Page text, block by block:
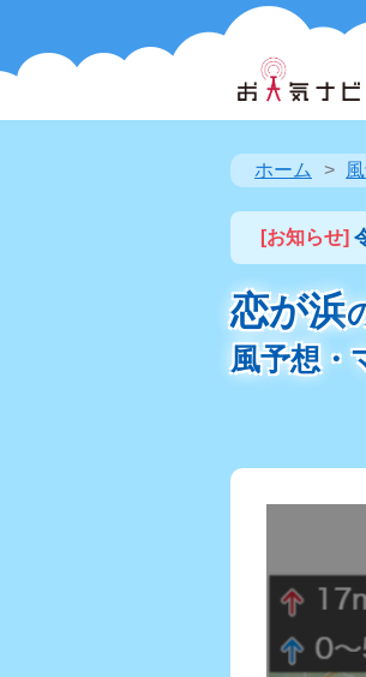
ホーム
[お知らせ]
恋が浜
風予想・